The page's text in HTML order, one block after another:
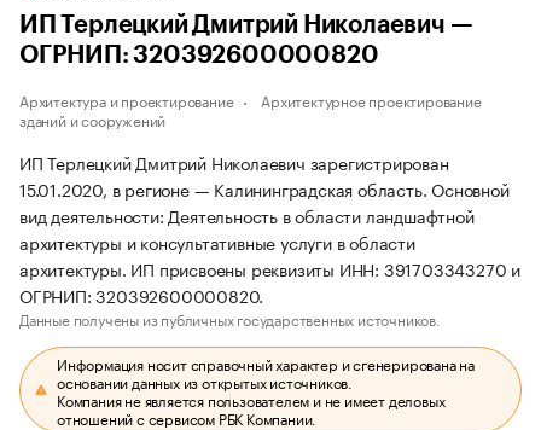
ИП Терлецкий Дмитрий Николаевич —
ОГРНИП: 320392600000820
Архитектура и проектирование
Архитектурное проектирование
зданий и сооружений
ИП Терлецкий Дмитрий Николаевич зарегистрирован
15.01.2020, в регионе — Калининградская область. Основной
вид деятельности: Деятельность в области ландшафтной
архитектуры и консультативные услуги в области
архитектуры. ИП присвоены реквизиты ИНН: 391703343270 и
ОГРНИП: 320392600000820.
Данные получены из публичных государственных источников.
Информация носит справочный характер и сгенерирована на
основании данных из открытых источников.
Компания не является пользователем и не имеет деловых
отношений с сервисом РБК Компании.